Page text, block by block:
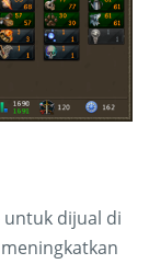
untuk dijual di